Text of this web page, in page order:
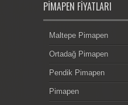
PIMAPEN FIYATLARI
Maltepe Pimapen
Ortadağ Pimapen
Pendik Pimapen
Pimapen